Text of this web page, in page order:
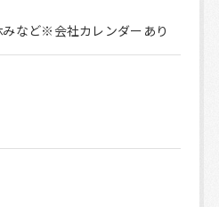
など※会社カレンダーあり